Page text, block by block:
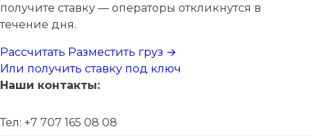
получите ставку — операторы откликнутся в
течение дня.
Рассчитать Разместить груз →
Или получить ставку под ключ
Наши контакты:
Тел: +7 707 165 08 08